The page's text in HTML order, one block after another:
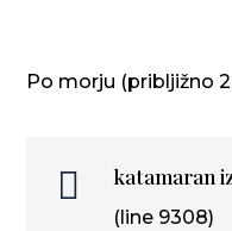
Po morju (pribljižno 2
 katamaran
(line 9308)